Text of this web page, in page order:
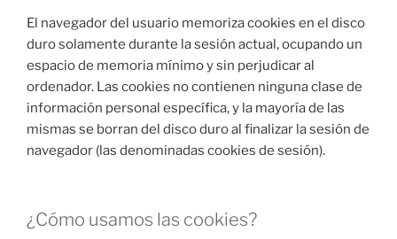
El navegador del usuario memoriza cookies en el disco
duro solamente durante la sesión actual, ocupando un
espacio de memoria mínimo y sin perjudicar al
ordenador. Las cookies no contienen ninguna clase de
información personal específica, y la mayoría de las
mismas se borran del disco duro al finalizar la sesión de
navegador (las denominadas cookies de sesión).
¿Cómo usamos las cookies?